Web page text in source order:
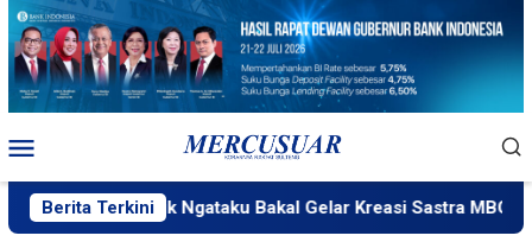
Loncat
konten
Mobile
Berita Terkini
PlakPlik Ngataku Bakal Gelar Kreasi Sastra MBG